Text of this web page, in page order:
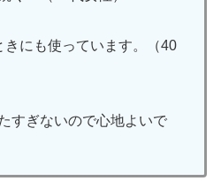
きにも使っています。（40
すぎないので心地よいで